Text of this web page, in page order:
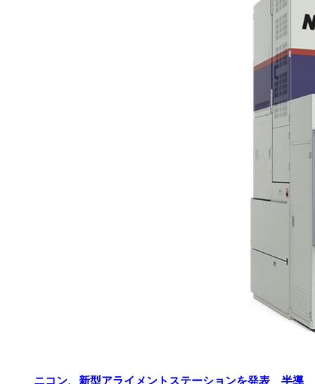
ニコン、新型アライメントステーションを発表 半導